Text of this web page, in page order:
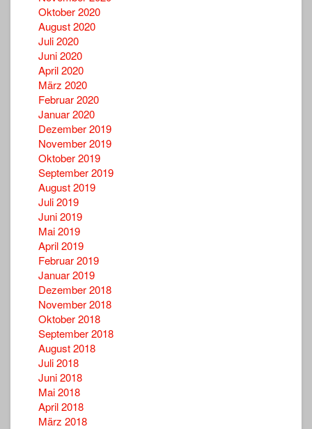
Oktober 2020
August 2020
Juli 2020
Juni 2020
April 2020
März 2020
Februar 2020
Januar 2020
Dezember 2019
November 2019
Oktober 2019
September 2019
August 2019
Juli 2019
Juni 2019
Mai 2019
April 2019
Februar 2019
Januar 2019
Dezember 2018
November 2018
Oktober 2018
September 2018
August 2018
Juli 2018
Juni 2018
Mai 2018
April 2018
März 2018